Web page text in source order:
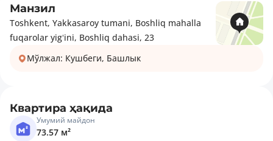
Манзил
Toshkent, Yakkasaroy tumani, Boshliq mahalla
fuqarolar yigʻini, Boshliq dahasi, 23
Мўлжал: Кушбеги, Башлык
Квартира ҳақида
Умумий майдон
73.57 м²